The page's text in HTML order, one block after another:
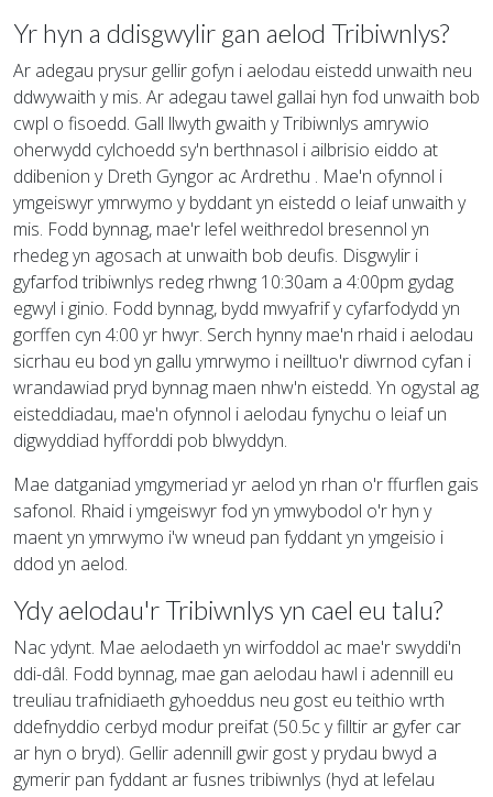
Yr hyn a ddisgwylir gan aelod Tribiwnlys?
Ar adegau prysur gellir gofyn i aelodau eistedd unwaith neu
ddwywaith y mis. Ar adegau tawel gallai hyn fod unwaith bob
cwpl o fisoedd. Gall llwyth gwaith y Tribiwnlys amrywio
oherwydd cylchoedd sy'n berthnasol i ailbrisio eiddo at
ddibenion y Dreth Gyngor ac Ardrethu . Mae'n ofynnol i
ymgeiswyr ymrwymo y byddant yn eistedd o leiaf unwaith y
mis. Fodd bynnag, mae'r lefel weithredol bresennol yn
rhedeg yn agosach at unwaith bob deufis. Disgwylir i
gyfarfod tribiwnlys redeg rhwng 10:30am a 4:00pm gydag
egwyl i ginio. Fodd bynnag, bydd mwyafrif y cyfarfodydd yn
gorffen cyn 4:00 yr hwyr. Serch hynny mae'n rhaid i aelodau
sicrhau eu bod yn gallu ymrwymo i neilltuo'r diwrnod cyfan i
wrandawiad pryd bynnag maen nhw'n eistedd. Yn ogystal ag
eisteddiadau, mae'n ofynnol i aelodau fynychu o leiaf un
digwyddiad hyfforddi pob blwyddyn.
Mae datganiad ymgymeriad yr aelod yn rhan o'r ffurflen gais
safonol. Rhaid i ymgeiswyr fod yn ymwybodol o'r hyn y
maent yn ymrwymo i'w wneud pan fyddant yn ymgeisio i
ddod yn aelod.
Ydy aelodau'r Tribiwnlys yn cael eu talu?
Nac ydynt. Mae aelodaeth yn wirfoddol ac mae'r swyddi'n
ddi-dâl. Fodd bynnag, mae gan aelodau hawl i adennill eu
treuliau trafnidiaeth gyhoeddus neu gost eu teithio wrth
ddefnyddio cerbyd modur preifat (50.5c y filltir ar gyfer car
ar hyn o bryd). Gellir adennill gwir gost y prydau bwyd a
gymerir pan fyddant ar fusnes tribiwnlys (hyd at lefelau